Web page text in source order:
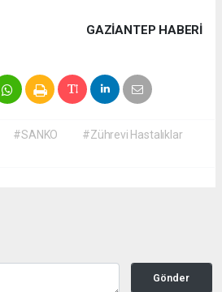
GAZIANTEP HABERİ
#SANKO
#Zührevi Hastalıklar
Gönder